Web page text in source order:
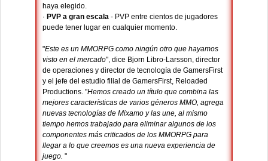
haya elegido.
· PVP a gran escala - PVP entre cientos de jugadores
puede tener lugar en cualquier momento.
"Este es un MMORPG como ningún otro que hayamos
visto en el mercado", dice Bjorn Libro-Larsson, director
de operaciones y director de tecnología de GamersFirst
y el jefe del estudio filial de GamersFirst, Reloaded
Productions. "Hemos creado un título que combina las
mejores características de varios géneros MMO, agrega
nuevas tecnologías de Mixamo y las une, al mismo
tiempo hemos trabajado para eliminar algunos de los
componentes más criticados de los MMORPG para
llegar a lo que creemos es una nueva experiencia de
juego. "